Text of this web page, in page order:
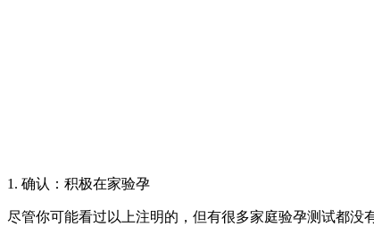
1. 确认：积极在家验孕
尽管你可能看过以上注明的，但有很多家庭验孕测试都没